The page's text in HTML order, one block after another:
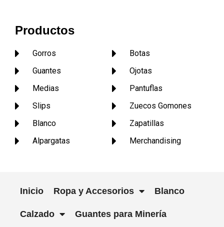
Productos
Gorros
Guantes
Medias
Slips
Blanco
Alpargatas
Botas
Ojotas
Pantuflas
Zuecos Gomones
Zapatillas
Merchandising
Inicio Ropa y Accesorios Blanco
Calzado Guantes para Minería